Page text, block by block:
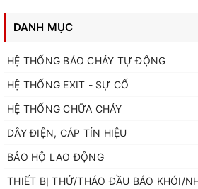
DANH MỤC
HỆ THỐNG BÁO CHÁY TỰ ĐỘNG
HỆ THỐNG EXIT - SỰ CỐ
HỆ THỐNG CHỮA CHÁY
DÂY ĐIỆN, CÁP TÍN HIỆU
BẢO HỘ LAO ĐỘNG
THIẾT BỊ THỬ/THÁO ĐẦU BÁO KHÓI/